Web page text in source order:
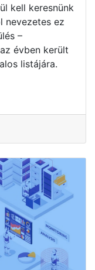
kell keresnünk
nevezetes ez
–
évben került
listájára.